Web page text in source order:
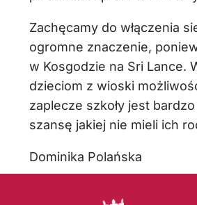
Zachęcamy do włączenia
ogromne znaczenie,
w Kosgodzie na Sri Lance.
dzieciom z wioski
zaplecze szkoły jest
szansę jakiej nie mieli ich
Dominika Polańska